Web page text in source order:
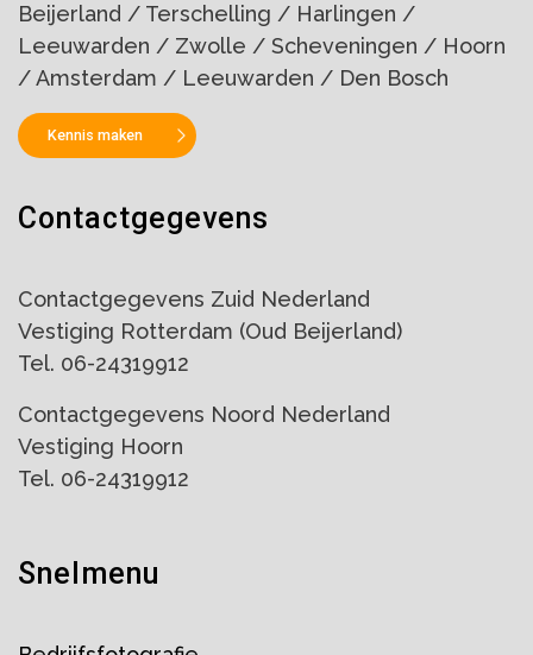
Beijerland / Terschelling / Harlingen /
Leeuwarden / Zwolle / Scheveningen / Hoorn
/ Amsterdam / Leeuwarden / Den Bosch
Kennis maken
Contactgegevens
Contactgegevens Zuid Nederland
Vestiging Rotterdam (Oud Beijerland)
Tel. 06-24319912
Contactgegevens Noord Nederland
Vestiging Hoorn
Tel. 06-24319912
Snelmenu